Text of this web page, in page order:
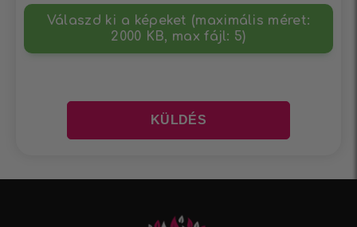
Válaszd ki a képeket (maximális méret:
2000 KB, max fájl: 5)